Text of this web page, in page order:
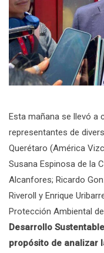
Esta mañana se llevó a
representantes de
Querétaro (América
Susana Espinosa de la
Alcanfores; Ricardo
Riveroll y Enrique
Protección Ambiental
Desarrollo
propósito de analizar